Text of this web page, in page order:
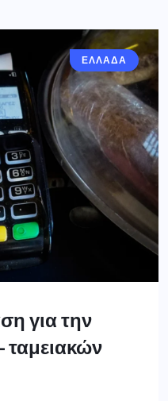
ΕΛΛΑΔΑ
για την
ταμειακών